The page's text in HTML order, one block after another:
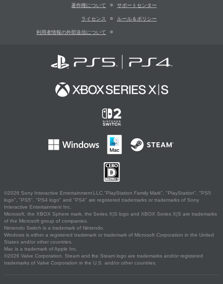
著作権について サポートセンター
ライセンス ルール＆ポリシー
利用者情報の外部送信について
©2026 Sony Interactive Entertainment LLC."PlayStation Family Mark", "PlayStation", "PS5
logo", "PS5", "PS4 logo" and "PS4" are registered trademarks or trademarks of Sony
Interactive Entertainment Inc.
Microsoft, the XBOX Sphere mark, the Series X|S logo and XBOX Series X|S are trademarks
of the Microsoft group of companies.
Nintendo Switch is a trademark of Nintendo.
Windows is either a registered trademark or trademark of Microsoft Corporation in the United
States and/or other countries.
Mac is a trademark of Apple Inc.
©2026 Valve Corporation. Steam and the Steam logo are trademarks and/or registered
trademarks of Valve Corporation in the U.S. and/or other countries.